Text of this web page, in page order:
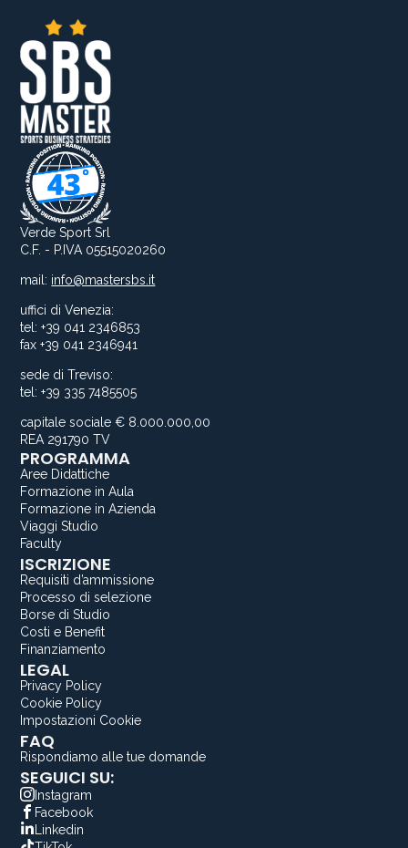
Verde Sport Srl
C.F. - P.IVA 05515020260
mail: info@mastersbs.it
uffici di Venezia:
tel: +39 041 2346853
fax +39 041 2346941
sede di Treviso:
tel: +39 335 7485505
capitale sociale € 8.000.000,00
REA 291790 TV
PROGRAMMA
Aree Didattiche
Formazione in Aula
Formazione in Azienda
Viaggi Studio
Faculty
ISCRIZIONE
Requisiti d’ammissione
Processo di selezione
Borse di Studio
Costi e Benefit
Finanziamento
LEGAL
Privacy Policy
Cookie Policy
Impostazioni Cookie
FAQ
Rispondiamo alle tue domande
SEGUICI SU:
Instagram
Facebook
Linkedin